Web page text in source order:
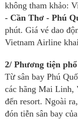
không tham khảo:
- Cần Thơ - Phú
phút. Giá vé dao
Vietnam Airline
2/ Phương tiện
Từ sân bay Phú
các hãng Mai Linh,
đến resort. Ngoài
đón tiễn sân bay